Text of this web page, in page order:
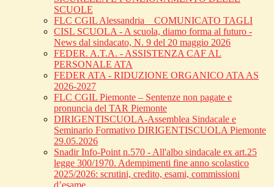
SCUOLE
FLC CGIL Alessandria _ COMUNICATO TAGLI
CISL SCUOLA - A scuola, diamo forma al futuro -
News dal sindacato, N. 9 del 20 maggio 2026
FEDER. A.T.A. - ASSISTENZA CAF AL
PERSONALE ATA
FEDER ATA - RIDUZIONE ORGANICO ATA AS
2026-2027
FLC CGIL Piemonte – Sentenze non pagate e
pronuncia del TAR Piemonte
DIRIGENTISCUOLA-Assemblea Sindacale e
Seminario Formativo DIRIGENTISCUOLA Piemonte
29.05.2026
Snadir Info-Point n.570 - All'albo sindacale ex art.25
legge 300/1970. Adempimenti fine anno scolastico
2025/2026: scrutini, credito, esami, commissioni